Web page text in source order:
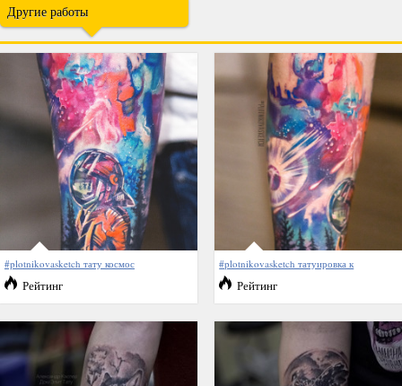
Другие работы
#plotnikovasketch тату космос
Рейтинг
#plotnikovasketch татуировка к
Рейтинг